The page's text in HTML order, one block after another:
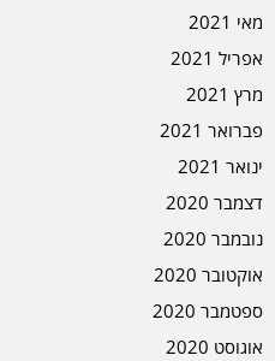
מאי 2021
אפריל 2021
מרץ 2021
פברואר 2021
ינואר 2021
דצמבר 2020
נובמבר 2020
אוקטובר 2020
ספטמבר 2020
אוגוסט 2020